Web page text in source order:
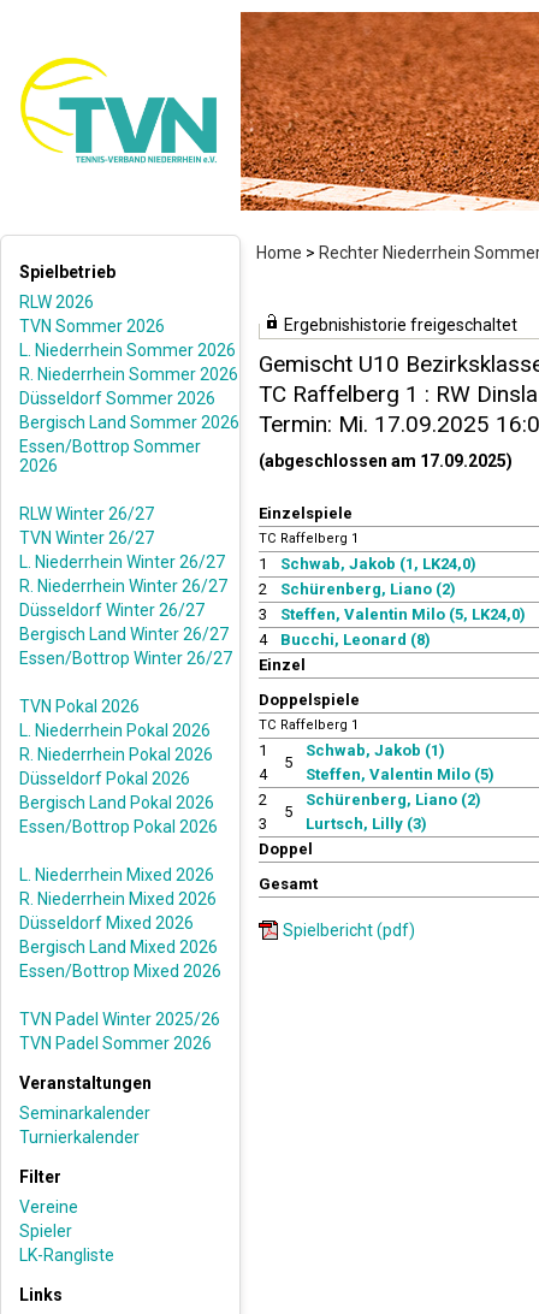
Home > Rechter Niederrhein
Spielbetrieb
RLW 2026
TVN Sommer 2026
L. Niederrhein Sommer 2026
R. Niederrhein Sommer 2026
Düsseldorf Sommer 2026
Bergisch Land Sommer 2026
Essen/Bottrop Sommer
2026
RLW Winter 26/27
TVN Winter 26/27
L. Niederrhein Winter 26/27
R. Niederrhein Winter 26/27
Düsseldorf Winter 26/27
Bergisch Land Winter 26/27
Essen/Bottrop Winter 26/27
TVN Pokal 2026
L. Niederrhein Pokal 2026
R. Niederrhein Pokal 2026
Düsseldorf Pokal 2026
Bergisch Land Pokal 2026
Essen/Bottrop Pokal 2026
L. Niederrhein Mixed 2026
R. Niederrhein Mixed 2026
Düsseldorf Mixed 2026
Bergisch Land Mixed 2026
Essen/Bottrop Mixed 2026
TVN Padel Winter 2025/26
TVN Padel Sommer 2026
Veranstaltungen
Seminarkalender
Turnierkalender
Filter
Vereine
Spieler
LK-Rangliste
Links
Ergebnishistorie freigeschaltet
Gemischt U10
TC Raffelberg 1 : RW
Termin: Mi. 17.09.2025
(abgeschlossen am 17.09.2025)
Einzelspiele
TC Raffelberg 1
1
Schwab, Jakob (1, LK24,0)
2
Schürenberg, Liano (2)
3
Steffen, Valentin Milo (5, LK24,0)
4
Bucchi, Leonard (8)
Einzel
Doppelspiele
TC Raffelberg 1
1
4
5
Schwab, Jakob (1)
Steffen, Valentin Milo (5)
2
3
5
Schürenberg, Liano (2)
Lurtsch, Lilly (3)
Doppel
Gesamt
Spielbericht (pdf)